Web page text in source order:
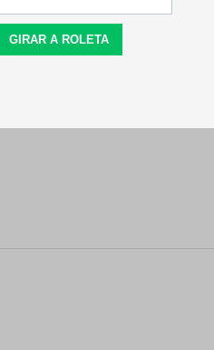
que exigem charme e
com elegância. Cada